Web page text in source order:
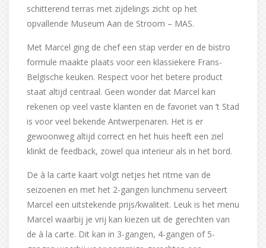
schitterend terras met zijdelings zicht op het
opvallende Museum Aan de Stroom – MAS.
Met Marcel ging de chef een stap verder en de bistro
formule maakte plaats voor een klassiekere Frans-
Belgische keuken. Respect voor het betere product
staat altijd centraal. Geen wonder dat Marcel kan
rekenen op veel vaste klanten en de favoriet van ’t Stad
is voor veel bekende Antwerpenaren. Het is er
gewoonweg altijd correct en het huis heeft een ziel
klinkt de feedback, zowel qua interieur als in het bord.
De à la carte kaart volgt netjes het ritme van de
seizoenen en met het 2-gangen lunchmenu serveert
Marcel een uitstekende prijs/kwaliteit. Leuk is het menu
Marcel waarbij je vrij kan kiezen uit de gerechten van
de à la carte. Dit kan in 3-gangen, 4-gangen of 5-